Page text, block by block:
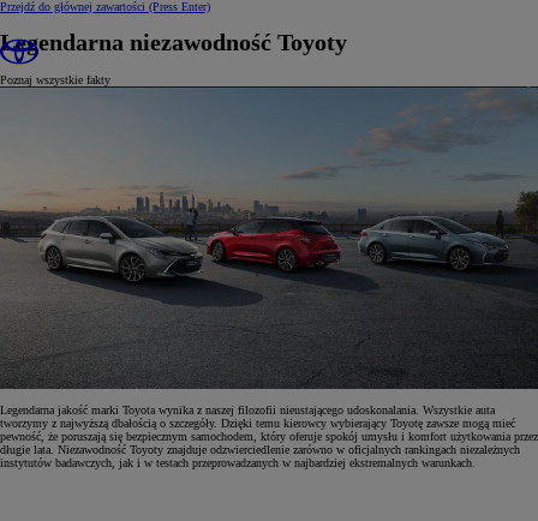
Przejdź do głównej zawartości (Press Enter)
Legendarna niezawodność Toyoty
Poznaj wszystkie fakty
Legendarna jakość marki Toyota wynika z naszej filozofii nieustającego udoskonalania. Wszystkie auta
tworzymy z najwyższą dbałością o szczegóły. Dzięki temu kierowcy wybierający Toyotę zawsze mogą mieć
pewność, że poruszają się bezpiecznym samochodem, który oferuje spokój umysłu i komfort użytkowania przez
długie lata. Niezawodność Toyoty znajduje odzwierciedlenie zarówno w oficjalnych rankingach niezależnych
instytutów badawczych, jak i w testach przeprowadzanych w najbardziej ekstremalnych warunkach.